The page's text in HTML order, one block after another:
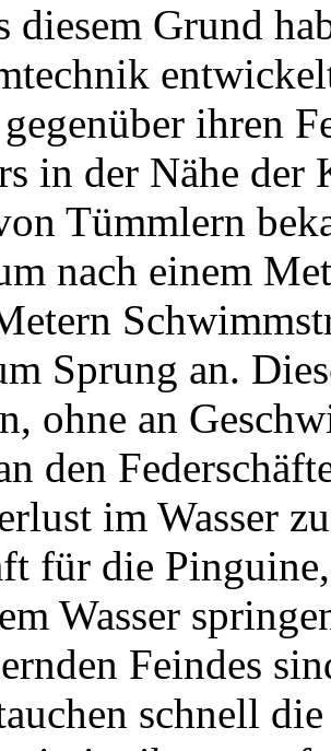
diesem Grund
ihren
in der Nähe der
Tümmlern
nach einem
Sprung an.
ohne an
den
im Wasser
für die
Wasser
Feindes
schnell